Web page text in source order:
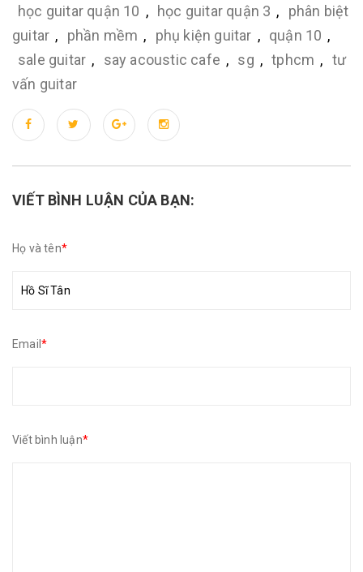
học guitar quận 10 , học guitar quận 3 ,
phân biệt
guitar , phần mềm , phụ kiện guitar , quận 10 ,
sale guitar , say acoustic cafe , sg , tphcm , tư
vấn guitar
VIẾT BÌNH LUẬN CỦA BẠN:
Họ và tên*
Email *
Viết bình luận*